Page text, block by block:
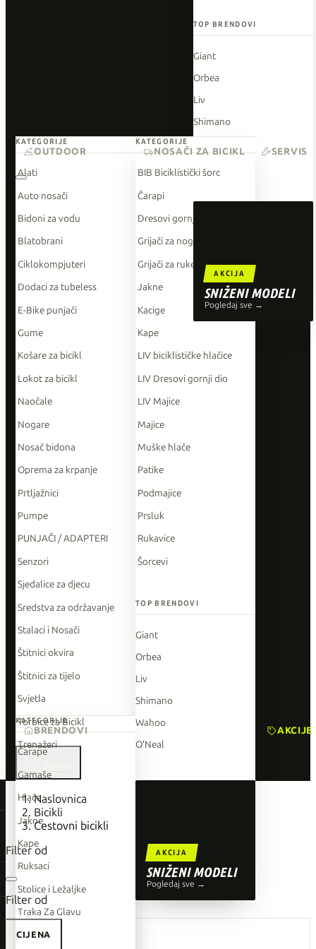
TOP BRENDOVI
Giant
Orbea
Liv
Shimano
O'Neal
AKCIJA
SNIŽENI MODELI
Pogledaj sve →
KATEGORIJE
Alati
Auto nosači
Bidoni za vodu
Blatobrani
Ciklokompjuteri
Dodaci za tubeless
E-Bike punjači
Gume
Košare za bicikl
Lokot za bicikl
Naočale
Nogare
Nosač bidona
Oprema za krpanje
Prtljažnici
Pumpe
PUNJAČI / ADAPTERI
Senzori
Sjedalice za djecu
Sredstva za održavanje
Stalaci i Nosači
Štitnici okvira
Štitnici za tijelo
Svjetla
Torbice za Bicikl
Trenažeri
Giant
Orbea
Liv
Shimano
Wahoo
KATEGORIJE
BIB Biciklistički šorc
Čarapi
Dresovi gornji dio
Grijači za noge
Grijači za ruke
Jakne
Kacige
Kape
LIV biciklističke hlačice
LIV Dresovi gornji dio
LIV Majice
Majice
Muške hlače
Patike
Podmajice
Prsluk
Rukavice
Šorcevi
TOP BRENDOVI
Giant
Orbea
Liv
Shimano
Wahoo
O'Neal
AKCIJA
SNIŽENI MODELI
Pogledaj sve →
OUTDOOR
KATEGORIJE
Čarape
Gamaše
Hlače
Jakne
Kape
Ruksaci
Stolice i Ležaljke
Traka Za Glavu
NOSAČI ZA BICIKL SERVIS
BRENDOVI AKCIJE

Naslovnica
Bicikli
Cestovni bicikli
Filter od
Filter od
CIJENA